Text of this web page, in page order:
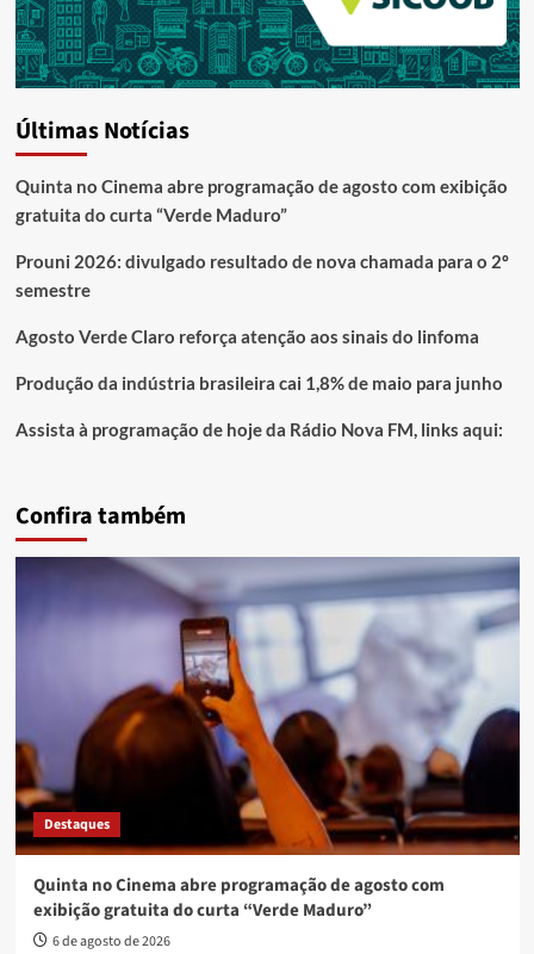
Últimas Notícias
Quinta no Cinema abre programação de agosto com exibição
gratuita do curta “Verde Maduro”
Prouni 2026: divulgado resultado de nova chamada para o 2º
semestre
Agosto Verde Claro reforça atenção aos sinais do linfoma
Produção da indústria brasileira cai 1,8% de maio para junho
Assista à programação de hoje da Rádio Nova FM, links aqui:
Confira também
Destaques
Quinta no Cinema abre programação de agosto com
exibição gratuita do curta “Verde Maduro”
6 de agosto de 2026